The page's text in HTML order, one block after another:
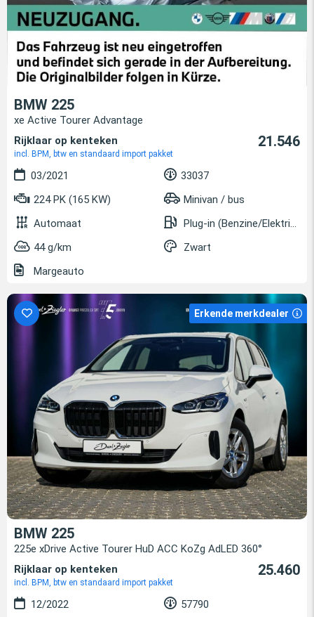
BMW 225
xe Active Tourer Advantage
Rijklaar op kenteken
incl. BPM, btw en standaard import pakket
21.546
03/2021
33037
224 PK (165 KW)
Minivan / bus
Automaat
Plug-in (Benzine/Elektrisch)
44 g/km
Zwart
Margeauto
Erkende merkdealer
BMW 225
225e xDrive Active Tourer HuD ACC KoZg AdLED 360°
Rijklaar op kenteken
incl. BPM, btw en standaard import pakket
25.460
12/2022
57790